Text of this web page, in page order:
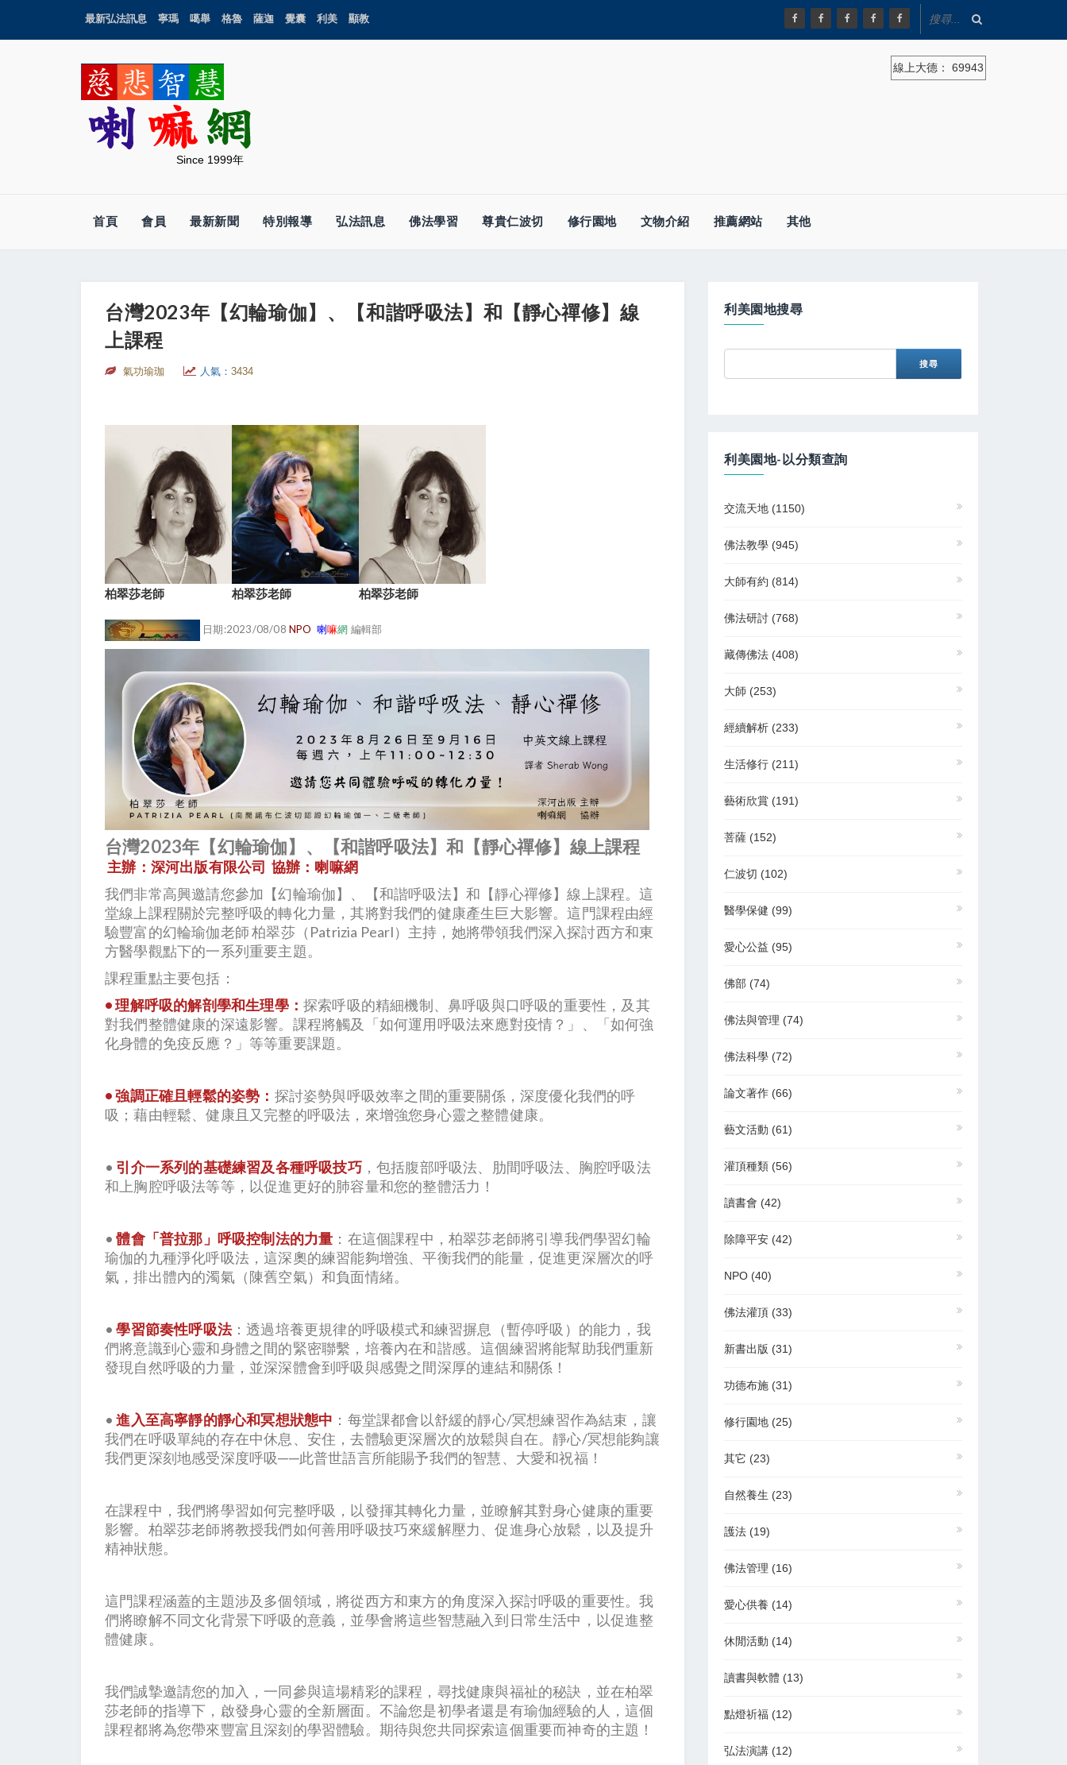
最新弘法訊息 寧瑪 噶舉 格魯 薩迦 覺囊 利美 顯教
Since 1999年
線上大德： 69943
首頁 會員 最新新聞 特別報導 弘法訊息 佛法學習 尊貴仁波切 修行園地 文物介紹 推薦網站 其他
台灣2023年【幻輪瑜伽】、【和諧呼吸法】和【靜心禪修】線
上課程
氣功瑜珈 人氣： 3434
柏翠莎老師 柏翠莎老師 柏翠莎老師
日期:2023/08/08 NPO 喇嘛網 編輯部
台灣2023年【幻輪瑜伽】、【和諧呼吸法】和【靜心禪修】線上課程
主辦：深河出版有限公司 協辦：喇嘛網
我們非常高興邀請您參加【幻輪瑜伽】、【和諧呼吸法】和【靜心禪修】線上課程。這
堂線上課程關於完整呼吸的轉化力量，其將對我們的健康產生巨大影響。這門課程由經
驗豐富的幻輪瑜伽老師 柏翠莎（Patrizia Pearl）主持，她將帶領我們深入探討西方和東
方醫學觀點下的一系列重要主題。
課程重點主要包括：
• 理解呼吸的解剖學和生理學： 探索呼吸的精細機制、鼻呼吸與口呼吸的重要性，及其
對我們整體健康的深遠影響。課程將觸及「如何運用呼吸法來應對疫情？」、「如何強
化身體的免疫反應？」等等重要課題。
• 強調正確且輕鬆的姿勢： 探討姿勢與呼吸效率之間的重要關係，深度優化我們的呼
吸；藉由輕鬆、健康且又完整的呼吸法，來增強您身心靈之整體健康。
• 引介一系列的基礎練習及各種呼吸技巧，包括腹部呼吸法、肋間呼吸法、胸腔呼吸法
和上胸腔呼吸法等等，以促進更好的肺容量和您的整體活力！
•體會「普拉那」呼吸控制法的力量 ：在這個課程中，柏翠莎老師將引導我們學習幻輪
瑜伽的九種淨化呼吸法，這深奧的練習能夠增強、平衡我們的能量，促進更深層次的呼
氣，排出體內的濁氣（陳舊空氣）和負面情緒。
•學習節奏性呼吸法：透過培養更規律的呼吸模式和練習摒息（暫停呼吸）的能力，我
們將意識到心靈和身體之間的緊密聯繫，培養內在和諧感。這個練習將能幫助我們重新
發現自然呼吸的力量，並深深體會到呼吸與感覺之間深厚的連結和關係！
•進入至高寧靜的靜心和冥想狀態中 ：每堂課都會以舒緩的靜心/冥想練習作為結束，讓
我們在呼吸單純的存在中休息、安住，去體驗更深層次的放鬆與自在。靜心/冥想能夠讓
我們更深刻地感受深度呼吸──此普世語言所能賜予我們的智慧、大愛和祝福！
在課程中，我們將學習如何完整呼吸，以發揮其轉化力量，並瞭解其對身心健康的重要
影響。柏翠莎老師將教授我們如何善用呼吸技巧來緩解壓力、促進身心放鬆，以及提升
精神狀態。
這門課程涵蓋的主題涉及多個領域，將從西方和東方的角度深入探討呼吸的重要性。我
們將瞭解不同文化背景下呼吸的意義，並學會將這些智慧融入到日常生活中，以促進整
體健康。
我們誠摯邀請您的加入，一同參與這場精彩的課程，尋找健康與福祉的秘訣，並在柏翠
莎老師的指導下，啟發身心靈的全新層面。不論您是初學者還是有瑜伽經驗的人，這個
課程都將為您帶來豐富且深刻的學習體驗。期待與您共同探索這個重要而神奇的主題！
利美園地搜尋
利美園地-以分類查詢
交流天地 (1150)
佛法教學 (945)
大師有約 (814)
佛法研討 (768)
藏傳佛法 (408)
大師 (253)
經續解析 (233)
生活修行 (211)
藝術欣賞 (191)
菩薩 (152)
仁波切 (102)
醫學保健 (99)
愛心公益 (95)
佛部 (74)
佛法與管理 (74)
佛法科學 (72)
論文著作 (66)
藝文活動 (61)
灌頂種類 (56)
讀書會 (42)
除障平安 (42)
NPO (40)
佛法灌頂 (33)
新書出版 (31)
功德布施 (31)
修行園地 (25)
其它 (23)
自然養生 (23)
護法 (19)
佛法管理 (16)
愛心供養 (14)
休閒活動 (14)
讀書與軟體 (13)
點燈祈福 (12)
弘法演講 (12)